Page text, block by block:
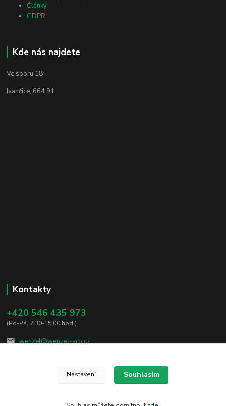
Články
GDPR
Kde nás najdete
Ve sboru 18
Ivančice, 664 91
Kontakty
+420 546 435 973
(Po-Pá, 7:30-15:00 hod.)
wenzel@wenzel-sro.cz
Nastavení Souhlasím